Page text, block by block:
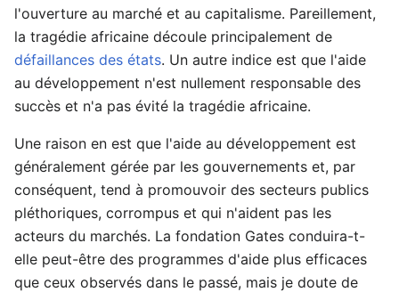
l'ouverture au marché et au capitalisme. Pareillement,
la tragédie africaine découle principalement de
défaillances des états. Un autre indice est que l'aide
au développement n'est nullement responsable des
succès et n'a pas évité la tragédie africaine.
Une raison en est que l'aide au développement est
généralement gérée par les gouvernements et, par
conséquent, tend à promouvoir des secteurs publics
pléthoriques, corrompus et qui n'aident pas les
acteurs du marchés. La fondation Gates conduira-t-
elle peut-être des programmes d'aide plus efficaces
que ceux observés dans le passé, mais je doute de